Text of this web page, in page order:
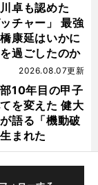
卓も認めた
チャー」 最強
康延はいかに
過ごしたのか
部10年目の甲子
を変えた 健大
語る「機動破
まれた
2026.08.07更新